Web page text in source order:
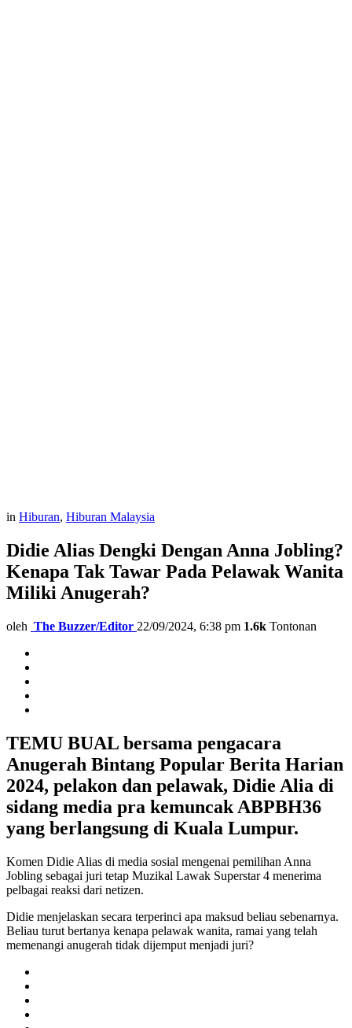
in Hiburan, Hiburan Malaysia
Didie Alias Dengki Dengan Anna Jobling?
Kenapa Tak Tawar Pada Pelawak Wanita
Miliki Anugerah?
oleh The Buzzer/Editor 22/09/2024, 6:38 pm 1.6k Tontonan
TEMU BUAL bersama pengacara
Anugerah Bintang Popular Berita Harian
2024, pelakon dan pelawak, Didie Alia di
sidang media pra kemuncak ABPBH36
yang berlangsung di Kuala Lumpur.
Komen Didie Alias di media sosial mengenai pemilihan Anna
Jobling sebagai juri tetap Muzikal Lawak Superstar 4 menerima
pelbagai reaksi dari netizen.
Didie menjelaskan secara terperinci apa maksud beliau sebenarnya.
Beliau turut bertanya kenapa pelawak wanita, ramai yang telah
memenangi anugerah tidak dijemput menjadi juri?